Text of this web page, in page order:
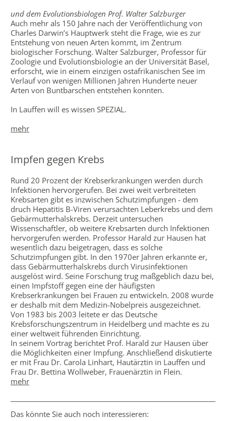
und dem Evolutionsbiologen Prof. Walter Salzburger
Auch mehr als 150 Jahre nach der Veröffentlichung von
Charles Darwin’s Hauptwerk steht die Frage, wie es zur
Entstehung von neuen Arten kommt, im Zentrum
biologischer Forschung. Walter Salzburger, Professor für
Zoologie und Evolutionsbiologie an der Universität Basel,
erforscht, wie in einem einzigen ostafrikanischen See im
Verlauf von wenigen Millionen Jahren Hunderte neuer
Arten von Buntbarschen entstehen konnten.
In Lauffen will es wissen SPEZIAL.
mehr
Impfen gegen Krebs
Rund 20 Prozent der Krebserkrankungen werden durch
Infektionen hervorgerufen. Bei zwei weit verbreiteten
Krebsarten gibt es inzwischen Schutzimpfungen - dem
druch Hepatitis B-Viren verursachten Leberkrebs und dem
Gebärmutterhalskrebs. Derzeit untersuchen
Wissenschaftler, ob weitere Krebsarten durch Infektionen
hervorgerufen werden. Professor Harald zur Hausen hat
wesentlich dazu beigetragen, dass es solche
Schutzimpfungen gibt. In den 1970er Jahren erkannte er,
dass Gebärmutterhalskrebs durch Virusinfektionen
ausgelöst wird. Seine Forschung trug maßgeblich dazu bei,
einen Impfstoff gegen eine der häufigsten
Krebserkrankungen bei Frauen zu entwickeln. 2008 wurde
er deshalb mit dem Medizin-Nobelpreis ausgezeichnet.
Von 1983 bis 2003 leitete er das Deutsche
Krebsforschungszentrum in Heidelberg und machte es zu
einer weltweit führenden Einrichtung.
In seinem Vortrag berichtet Prof. Harald zur Hausen über
die Möglichkeiten einer Impfung. Anschließend diskutierte
er mit Frau Dr. Carola Linhart, Hautärztin in Lauffen und
Frau Dr. Bettina Wollweber, Frauenärztin in Flein.
mehr
Das könnte Sie auch noch interessieren: